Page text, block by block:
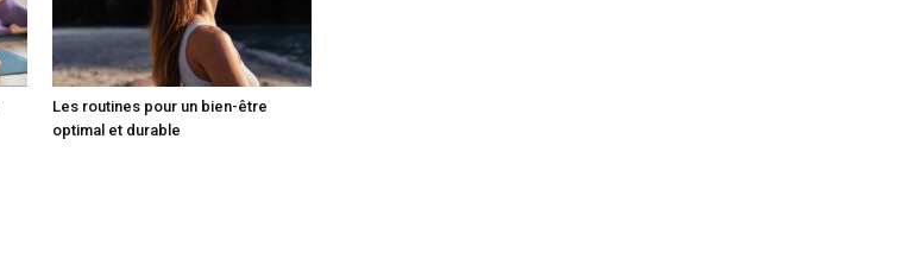
Les routines pour un bien-être
optimal et durable